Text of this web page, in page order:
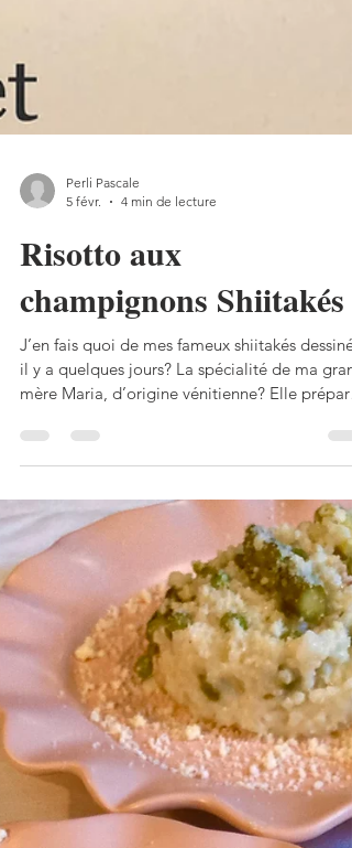
Perli Pascale
5 févr.
4 min de lecture
Risotto aux
champignons Shiitakés
mère Maria, d’origine vénitienne? Elle
ce risotto avec des cèpes séchés, j’ai réadapté
cette recette familiale à la mode asiatique:
des champignons Shiitakés et une touche de
pâte miso, de façon à être au top au niveau
saveur Umami! Risotto aux champignons
Shiitakés Pour 4 personnes: 300g de riz
200g de champignons Shiitakés frais et 70g de
secs, 1 grosse é